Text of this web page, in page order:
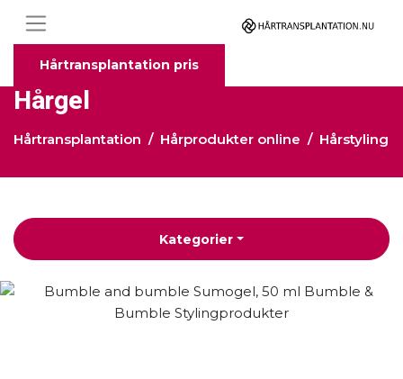
Hårtransplantation pris
Hårgel
Hårtransplantation Hårprodukter online Hårstyling
Kategorier